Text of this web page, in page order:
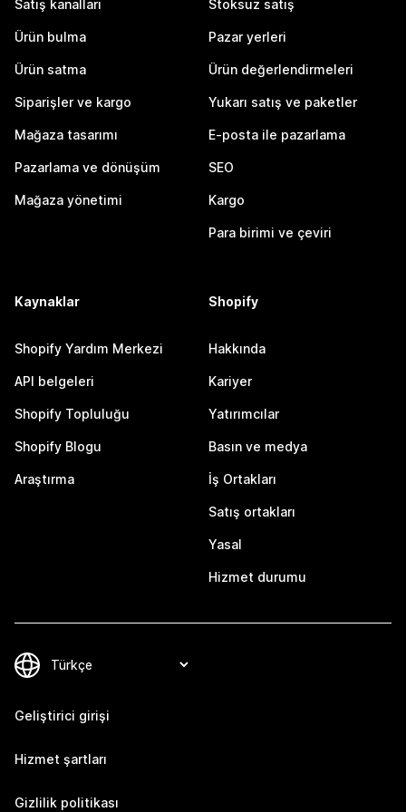
Satış kanalları
Ürün bulma
Ürün satma
Siparişler ve kargo
Mağaza tasarımı
Pazarlama ve dönüşüm
Mağaza yönetimi
Stoksuz satış
Pazar yerleri
Ürün değerlendirmeleri
Yukarı satış ve paketler
E-posta ile pazarlama
SEO
Kargo
Para birimi ve çeviri
Kaynaklar
Shopify Yardım Merkezi
API belgeleri
Shopify Topluluğu
Shopify Blogu
Araştırma
Shopify
Hakkında
Kariyer
Yatırımcılar
Basın ve medya
İş Ortakları
Satış ortakları
Yasal
Hizmet durumu
Geliştirici girişi
Hizmet şartları
Gizlilik politikası